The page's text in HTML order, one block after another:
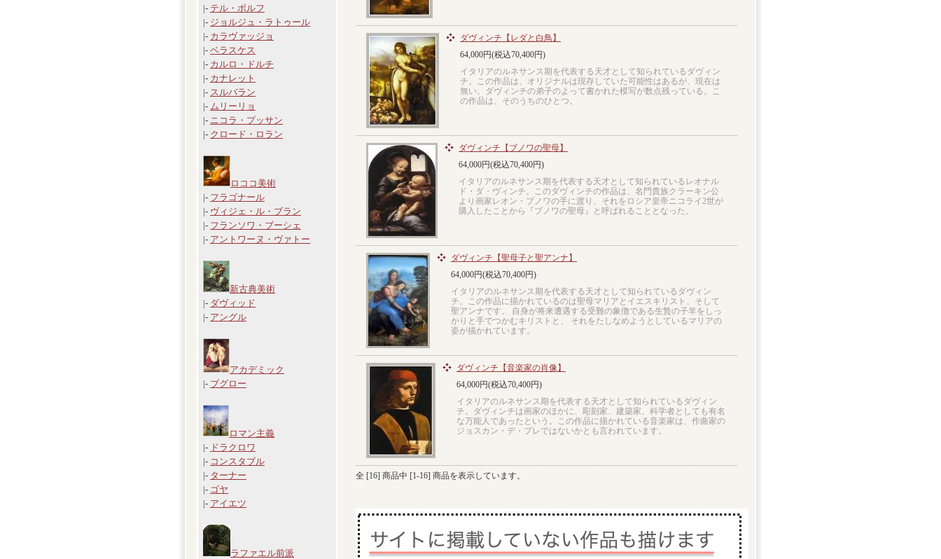
|- テル・ボルフ
|- ジョルジュ・ラトゥール
|- カラヴァッジョ
|- ベラスケス
|- カルロ・ドルチ
|- カナレット
|- スルバラン
|- ムリーリョ
|- ニコラ・プッサン
|- クロード・ロラン
ロココ美術
|- フラゴナール
|- ヴィジェ・ル・ブラン
|- フランソワ・ブーシェ
|- アントワーヌ・ヴァトー
新古典美術
|- ダヴィッド
|- アングル
アカデミック
|- ブグロー
ロマン主義
|- ドラクロワ
|- コンスタブル
|- ターナー
|- ゴヤ
|- アイエツ
ラファエル前派
ダヴィンチ【レダと白鳥】
64,000円(税込70,400円)
イタリアのルネサンス期を代表する天才として知られているダヴィン
チ。この作品は、オリジナルは現存していた可能性はあるが、現在は
無い。ダヴィンチの弟子のよって書かれた模写が数点残っている。こ
の作品は、そのうちのひとつ。
ダヴィンチ【ブノワの聖母】
64,000円(税込70,400円)
イタリアのルネサンス期を代表する天才として知られているレオナル
ド・ダ・ヴィンチ。このダヴィンチの作品は、名門貴族クラーキン公
より画家レオン・ブノワの手に渡り、それをロシア皇帝ニコライ2世が
購入したことから『ブノワの聖母』と呼ばれることとなった。
ダヴィンチ【聖母子と聖アンナ】
64,000円(税込70,400円)
イタリアのルネサンス期を代表する天才として知られているダヴィン
チ。この作品に描かれているのは聖母マリアとイエスキリスト、そして
聖アンナです。 自身が将来遭遇する受難の象徴である生贄の子羊をしっ
かりと手でつかむキリストと、 それをたしなめようとしているマリアの
姿が描かれています。
ダヴィンチ【音楽家の肖像】
64,000円(税込70,400円)
イタリアのルネサンス期を代表する天才として知られているダヴィン
チ。ダヴィンチは画家のほかに、彫刻家、建築家、科学者としても有名
な万能人であったという。この作品に描かれている音楽家は、作曲家の
ジョスカン・デ・プレではないかとも言われています。
全 [16] 商品中 [1-16] 商品を表示しています。